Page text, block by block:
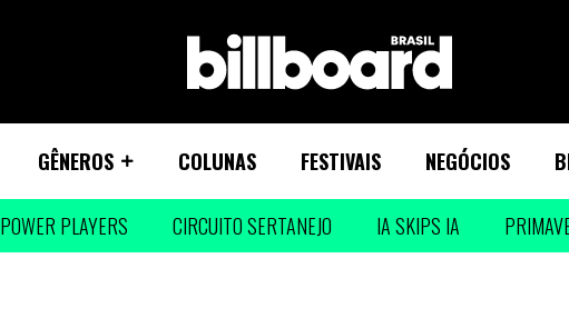
GÊNEROS COLUNAS FESTIVAIS NEGÓCIOS
POWER PLAYERS CIRCUITO SERTANEJO IA SKIPS IA